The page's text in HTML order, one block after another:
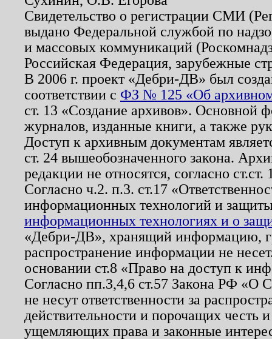
Свидетельство о регистрации СМИ
выдано Федеральной службой по
и массовых коммуникаций
Российская Федерация, зарубежные
В 2006 г. проект «Дебри-ДВ» был
соответствии с ФЗ № 125 «Об
ст. 13 «Создание архивов». Основной
журналов, изданные книги, а также
Доступ к архивным документам
ст. 24 вышеобозначенного закона.
редакции не относятся, согласно
Согласно ч.2. п.3. ст.17
информационных технологий и
информационных технологиях и о
«Дебри-ДВ», хранящий информацию,
распространение информации не
основании ст.8 «Право на доступ к
Согласно пп.3,4,6 ст.57 Закона РФ «О
не несут ответственности за
действительности и порочащих честь
ущемляющих права и законные